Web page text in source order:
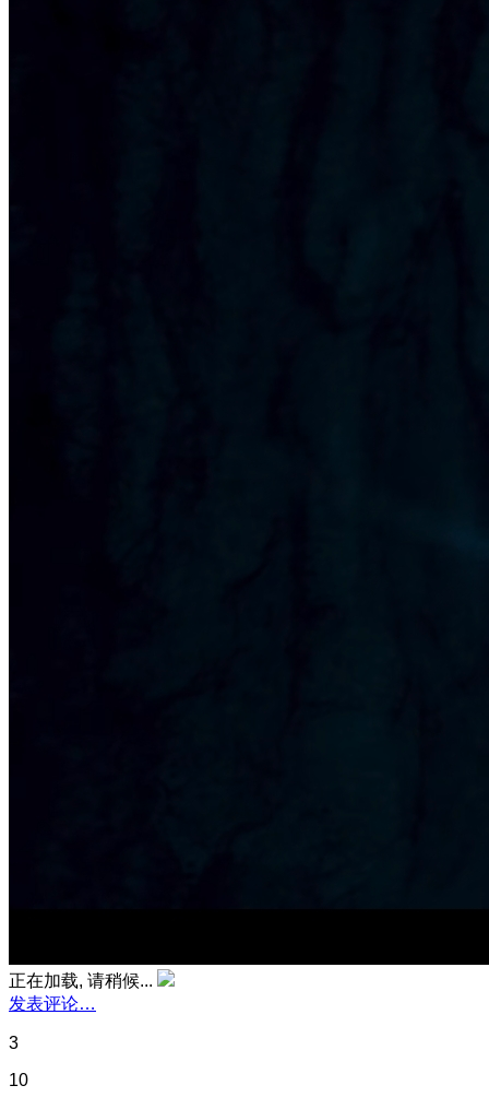
正在加载, 请稍候...
发表评论…
3
10